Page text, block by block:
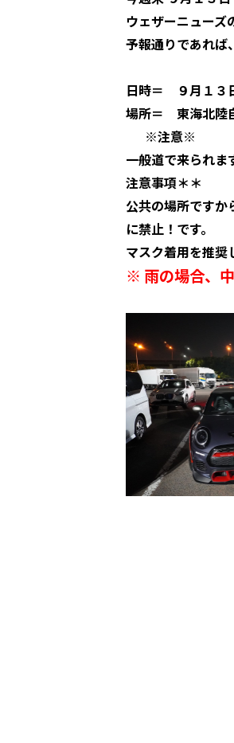
ウェザーニューズ
予報通りであれ
日時＝ ９月１３
場所＝ 東海北陸
※注意※
一般道で来られま
注意事項＊＊
公共の場所ですか
に禁止！です。
マスク着用を推奨
※ 雨の場合、